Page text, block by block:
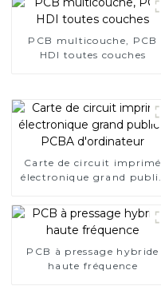
PCB multicouche, PCB
HDI toutes couches
Carte de circuit imprimé
électronique grand public
PCB à pressage hybride
haute fréquence